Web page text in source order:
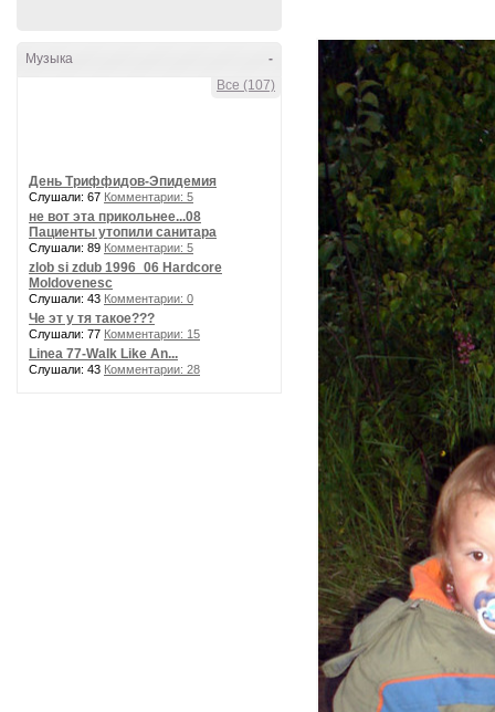
-
Музыка
Все (107)
День Триффидов-Эпидемия
Слушали: 67 Комментарии: 5
не вот эта прикольнее...08
Пациенты утопили санитара
Слушали: 89 Комментарии: 5
zlob si zdub 1996_06 Hardcore
Moldovenesc
Слушали: 43 Комментарии: 0
Че эт у тя такое???
Слушали: 77 Комментарии: 15
Linea 77-Walk Like An...
Слушали: 43 Комментарии: 28